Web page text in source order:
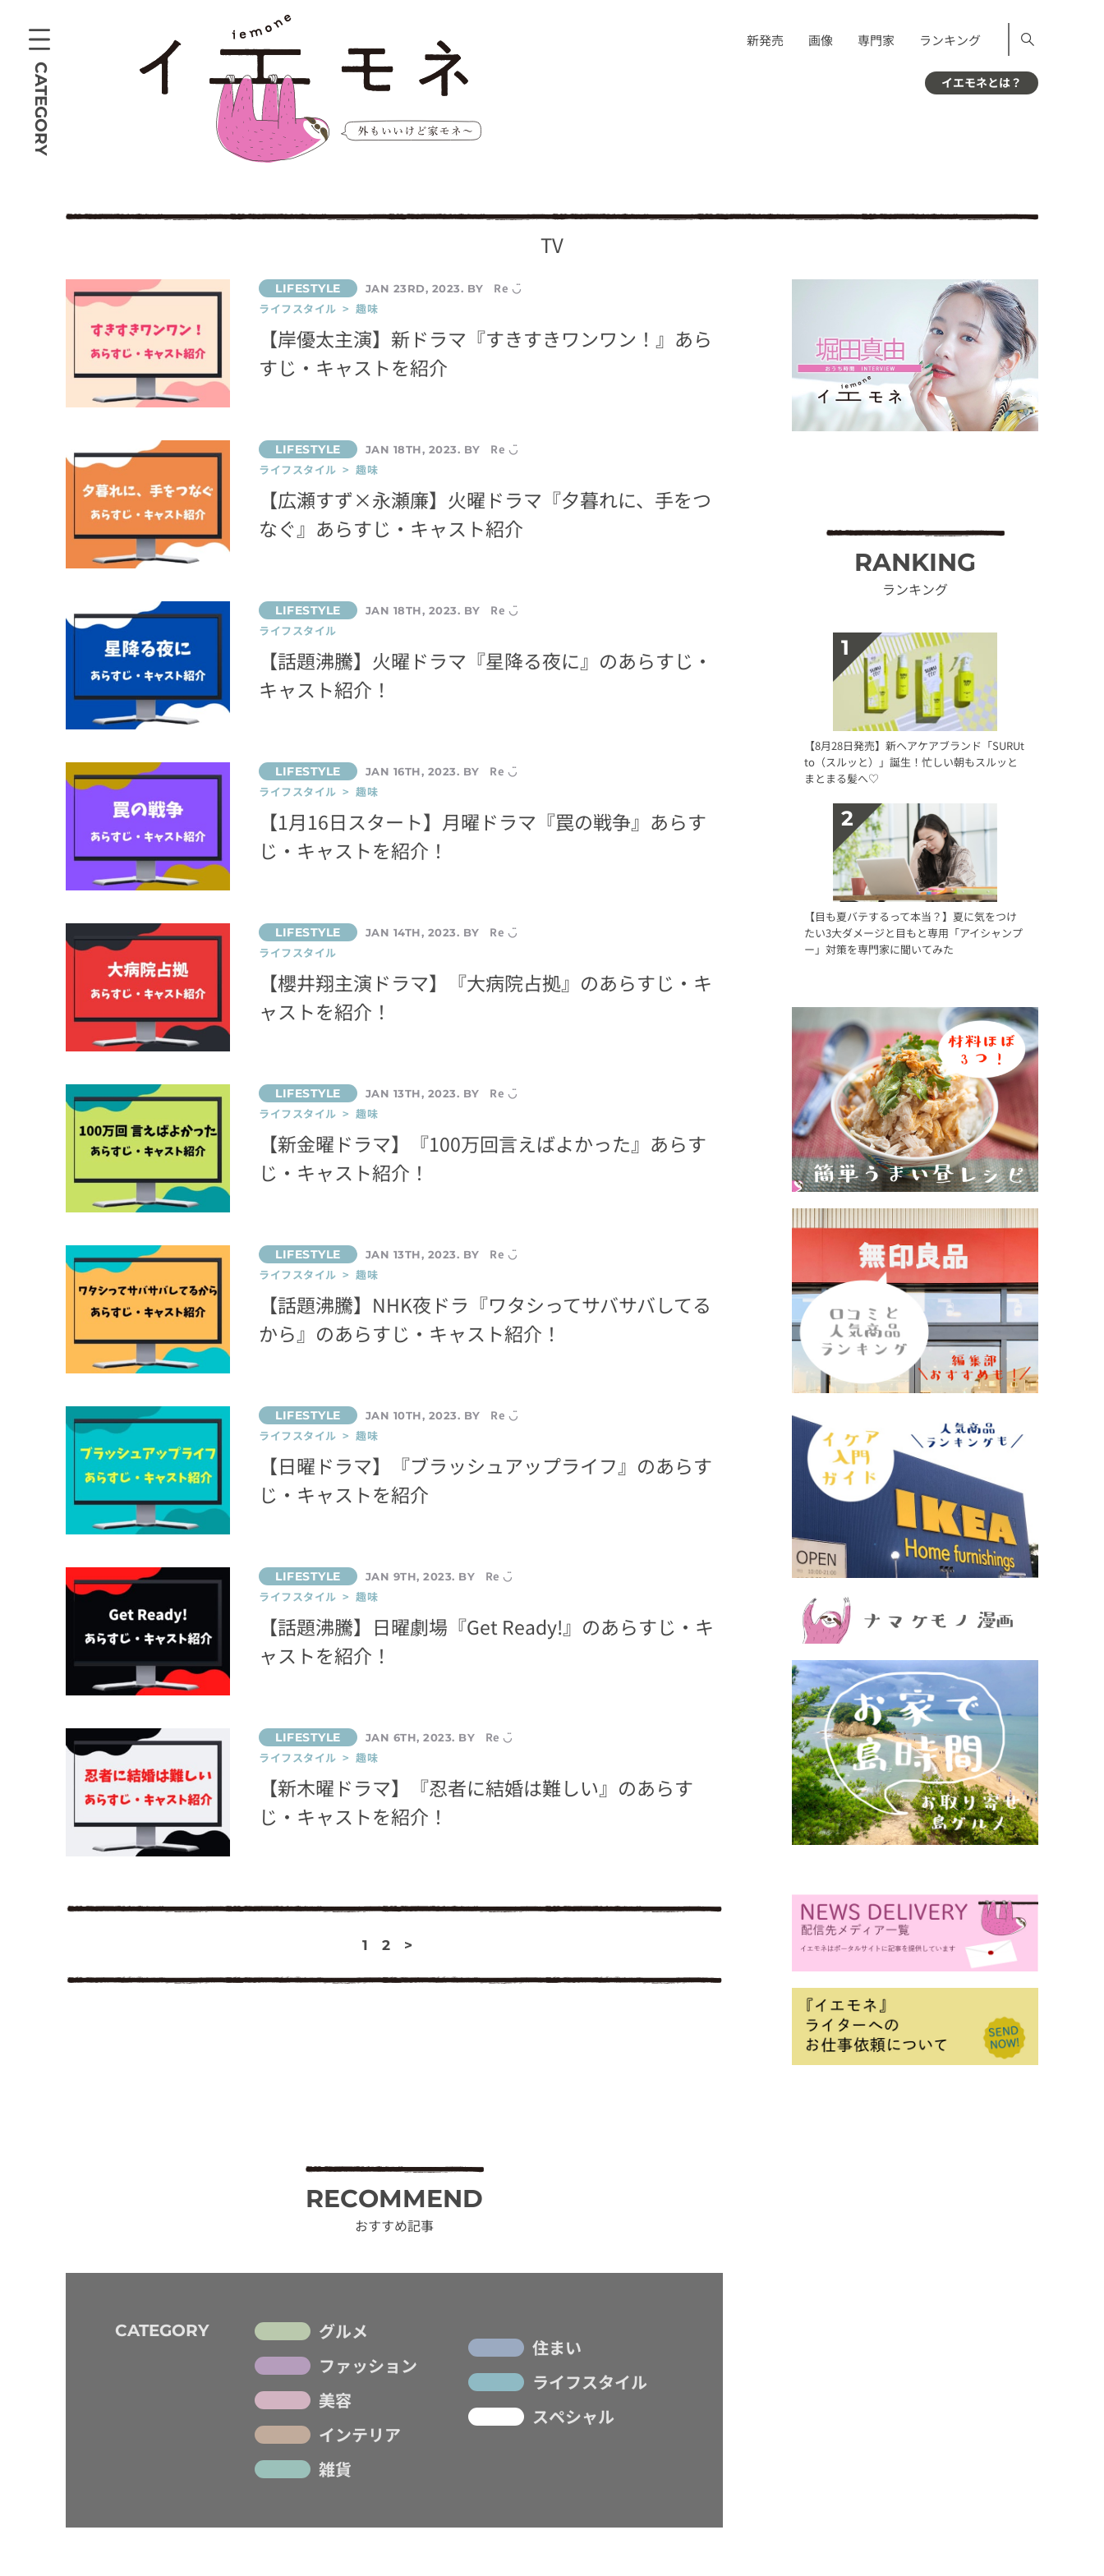
CATEGORY
新発売 画像 専門家 ランキング
イエモネとは？
TV
JAN 23RD, 2023. BY
Re ◡̈
ライフスタイル > 趣味
【岸優太主演】新ドラマ『すきすきワンワン！』あら
すじ・キャストを紹介
JAN 18TH, 2023. BY
Re ◡̈
ライフスタイル > 趣味
【広瀬すず×永瀬廉】火曜ドラマ『夕暮れに、手をつ
なぐ』あらすじ・キャスト紹介
JAN 18TH, 2023. BY
Re ◡̈
ライフスタイル
【話題沸騰】火曜ドラマ『星降る夜に』のあらすじ・
キャスト紹介！
JAN 16TH, 2023. BY
Re ◡̈
ライフスタイル > 趣味
【1月16日スタート】月曜ドラマ『罠の戦争』あらす
じ・キャストを紹介！
JAN 14TH, 2023. BY
Re ◡̈
ライフスタイル
【櫻井翔主演ドラマ】『大病院占拠』のあらすじ・キ
ャストを紹介！
JAN 13TH, 2023. BY
Re ◡̈
ライフスタイル > 趣味
【新金曜ドラマ】『100万回言えばよかった』あらす
じ・キャスト紹介！
JAN 13TH, 2023. BY
Re ◡̈
ライフスタイル > 趣味
【話題沸騰】NHK夜ドラ『ワタシってサバサバしてる
から』のあらすじ・キャスト紹介！
JAN 10TH, 2023. BY
Re ◡̈
ライフスタイル > 趣味
【日曜ドラマ】『ブラッシュアップライフ』のあらす
じ・キャストを紹介
JAN 9TH, 2023. BY
Re ◡̈
ライフスタイル > 趣味
【話題沸騰】日曜劇場『Get Ready!』のあらすじ・キ
ャストを紹介！
JAN 6TH, 2023. BY
Re ◡̈
ライフスタイル > 趣味
【新木曜ドラマ】『忍者に結婚は難しい』のあらす
じ・キャストを紹介！
1 2 >
RECOMMEND
おすすめ記事
CATEGORY
グルメ
ファッション
美容
インテリア
雑貨
住まい
ライフスタイル
スペシャル
RANKING
ランキング
【8月28日発売】新ヘアケアブランド「SURUt
to（スルッと）」誕生！忙しい朝もスルッと
まとまる髪へ♡
【目も夏バテするって本当？】夏に気をつけ
たい3大ダメージと目もと専用「アイシャンプ
ー」対策を専門家に聞いてみた